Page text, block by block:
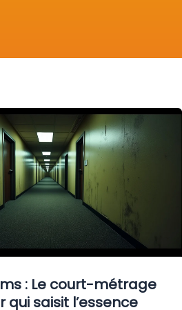
: Le court-métrage
qui saisit l’essence